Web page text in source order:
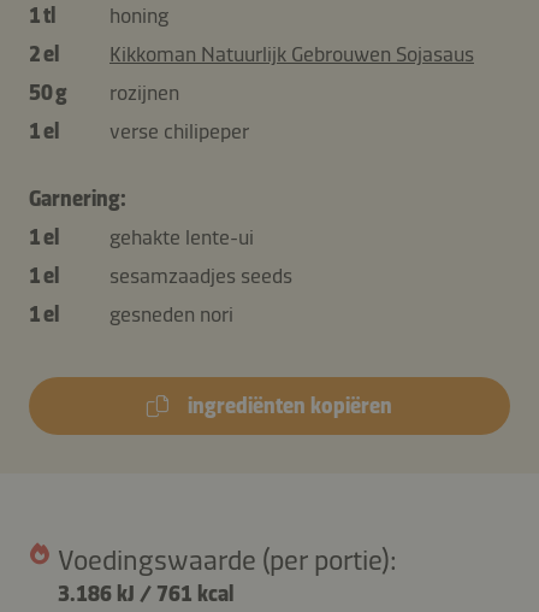
1 tl
honing
2 el
Kikkoman Natuurlijk Gebrouwen Sojasaus
50 g
rozijnen
1 el
verse chilipeper
Garnering:
1 el
gehakte lente-ui
1 el
sesamzaadjes seeds
1 el
gesneden nori
ingrediënten kopiëren
Voedingswaarde (per portie):
3.186 kJ / 761 kcal